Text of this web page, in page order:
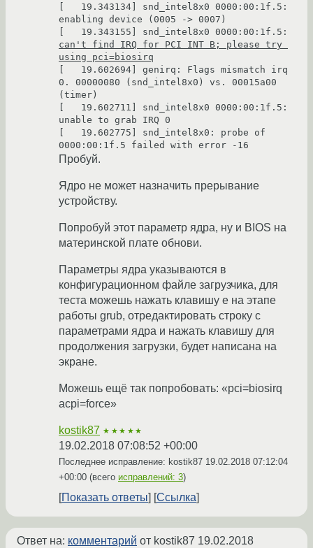
[   19.343134] snd_intel8x0 0000:00:1f.5:
enabling device (0005 -> 0007)
can't find IRQ for PCI INT B; please try
using pci=biosirq
[   19.602694] genirq: Flags mismatch irq
0. 00000080 (snd_intel8x0) vs. 00015a00
(timer)
[   19.602711] snd_intel8x0 0000:00:1f.5:
unable to grab IRQ 0
[   19.602775] snd_intel8x0: probe of
Пробуй.
Ядро не может назначить прерывание
устройству.
Попробуй этот параметр ядра, ну и BIOS на
материнской плате обнови.
Параметры ядра указываются в
конфигурационном файле загрузчика, для
теста можешь нажать клавишу e на этапе
работы grub, отредактировать строку с
параметрами ядра и нажать клавишу для
продолжения загрузки, будет написана на
экране.
Можешь ещё так попробовать: «pci=biosirq
acpi=force»
kostik87 ★★★★★
19.02.2018 07:08:52 +00:00
Последнее исправление: kostik87 19.02.2018 07:12:04
+00:00 (всего исправлений: 3)
Показать ответы Ссылка
Ответ на: комментарий от kostik87 19.02.2018